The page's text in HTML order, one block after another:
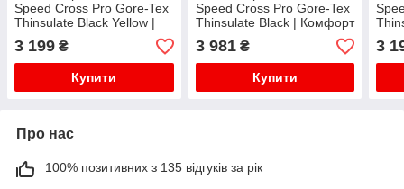
Speed Cross Pro Gore-Tex
Thinsulate Black Yellow |
Зручність та захист
3 199 ₴
Купити
Speed Cross Pro Gore-Tex
Thinsulate Black | Комфорт
у будь-яку погоду
3 981₴
Купити
Для
3
Про нас
100% позитивних з 135 відгуків за рік